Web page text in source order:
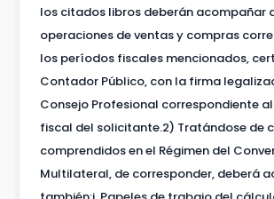
los citados libros deberán acompañar
operaciones de ventas y compras
los períodos fiscales mencionados,
Contador Público, con la firma
Consejo Profesional correspondiente
fiscal del solicitante.2) Tratándose de
comprendidos en el Régimen del
Multilateral, de corresponder, deberá